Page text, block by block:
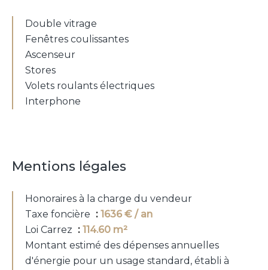
Double vitrage
Fenêtres coulissantes
Ascenseur
Stores
Volets roulants électriques
Interphone
Mentions légales
Honoraires à la charge du vendeur
Taxe foncière
1636 € / an
Loi Carrez
114.60 m²
Montant estimé des dépenses annuelles
d'énergie pour un usage standard, établi à